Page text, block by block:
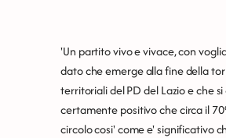
'Un partito vivo e vivace, con
dato che emerge alla fine della
territoriali del PD del Lazio e che
certamente positivo che circa il
circolo cosi' come e' significativo